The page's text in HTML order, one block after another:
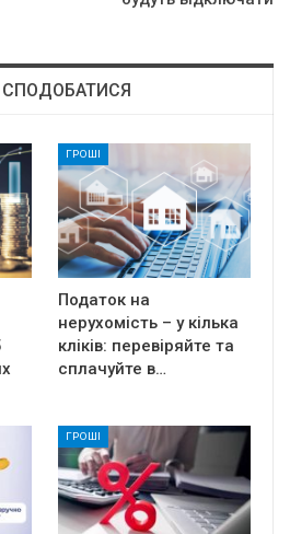
ГРОШІ
Податок на
нерухомість – у кілька
кліків: перевіряйте та
сплачуйте в…
ГРОШІ